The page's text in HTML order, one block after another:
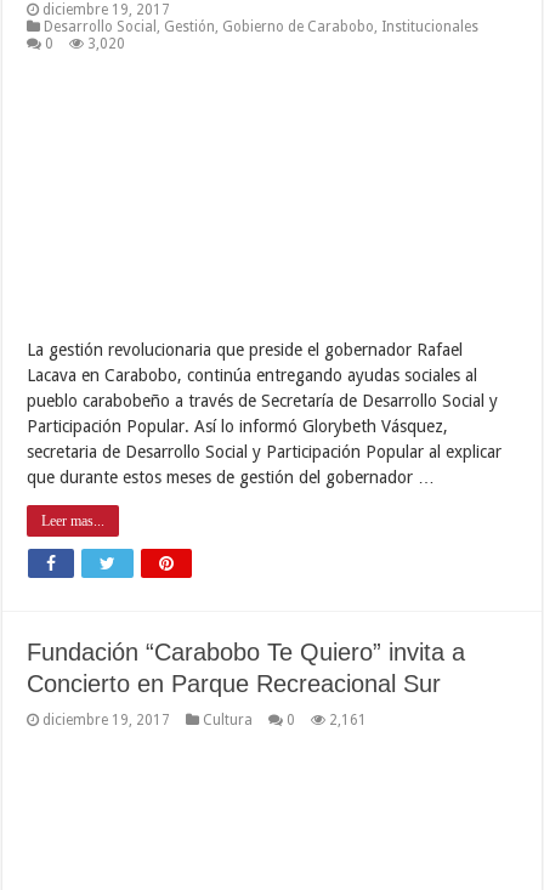
diciembre 19, 2017
Desarrollo Social , Gestión, Gobierno de Carabobo, Institucionales
0
3,020
La gestión revolucionaria que preside el gobernador Rafael
Lacava en Carabobo, continúa entregando ayudas sociales al
pueblo carabobeño a través de Secretaría de Desarrollo Social y
Participación Popular. Así lo informó Glorybeth Vásquez,
secretaria de Desarrollo Social y Participación Popular al explicar
que durante estos meses de gestión del gobernador …
Leer mas...
Fundación “Carabobo Te Quiero” invita a
Concierto en Parque Recreacional Sur
diciembre 19, 2017 Cultura 0 2,161